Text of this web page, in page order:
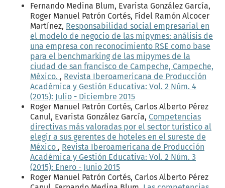
Fernando Medina Blum, Evarista González García,
Roger Manuel Patrón Cortés, Fidel Ramón Alcocer
Martínez, Responsabilidad social empresarial en
el modelo de negocio de las mipymes: análisis de
una empresa con reconocimiento RSE como base
para el benchmarking de las mipymes de la
ciudad de san francisco de Campeche, Campeche,
México. , Revista Iberoamericana de Producción
Académica y Gestión Educativa: Vol. 2 Núm. 4
(2015): Julio - Diciembre 2015
Roger Manuel Patrón Cortés, Carlos Alberto Pérez
Canul, Evarista González García, Competencias
directivas más valoradas por el sector turístico al
elegir a sus gerentes de hoteles en el sureste de
México , Revista Iberoamericana de Producción
Académica y Gestión Educativa: Vol. 2 Núm. 3
(2015): Enero - Junio 2015
Roger Manuel Patrón Cortés, Carlos Alberto Pérez